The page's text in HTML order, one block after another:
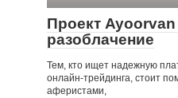
Проект
разоблачение
Тем, кто ищет надежную
онлайн-трейдинга, стоит
аферистами,